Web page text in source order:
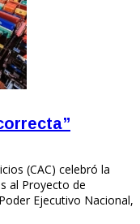
(CAC) celebró la
al Proyecto de
Ejecutivo Nacional,